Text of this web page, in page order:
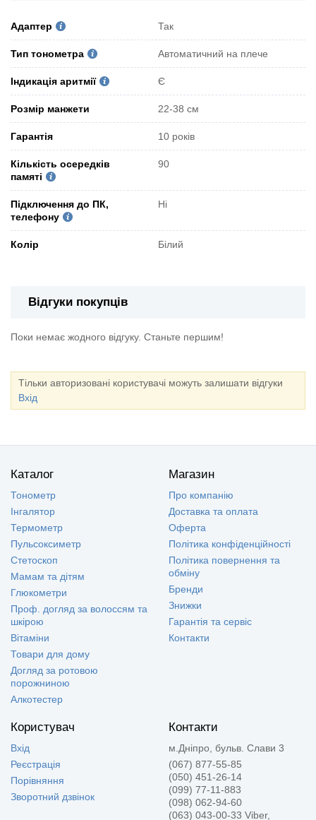
Адаптер Так
Тип тонометра Автоматичний на плече
Індикація аритмії Є
Розмір манжети 22-38 см
Гарантія 10 років
Кількість осередків
памяті
90
Підключення до ПК,
телефону
Ні
Колір Білий
Відгуки покупців
Поки немає жодного відгуку. Станьте першим!
Тільки авторизовані користувачі можуть залишати відгуки
Вхід
Каталог
Тонометр
Інгалятор
Термометр
Пульсоксиметр
Стетоскоп
Мамам та дітям
Глюкометри
Проф. догляд за волоссям та
шкірою
Вітаміни
Товари для дому
Догляд за ротовою
порожниною
Алкотестер
Магазин
Про компанію
Доставка та оплата
Оферта
Політика конфіденційності
Політика повернення та
обміну
Бренди
Знижки
Гарантія та сервіс
Контакти
Користувач
Вхід
Реєстрація
Порівняння
Зворотний дзвінок
Контакти
м.Дніпро, бульв. Слави 3
(067) 877-55-85
(050) 451-26-14
(099) 77-11-883
(098) 062-94-60
(063) 043-00-33 Viber,